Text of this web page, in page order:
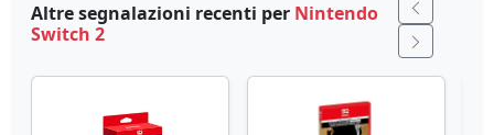
Altre segnalazioni recenti per Nintendo
Switch 2